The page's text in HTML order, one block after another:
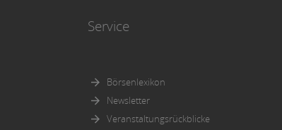
Service
Börsenlexikon
Newsletter
Veranstaltungsrückblicke